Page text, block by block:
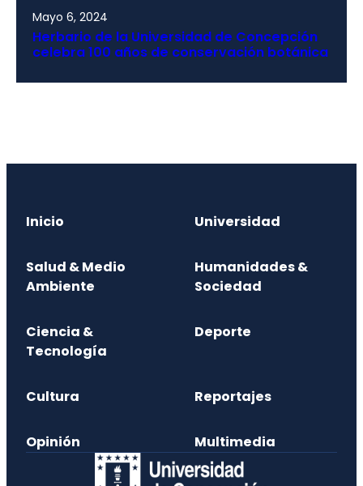
Mayo 6, 2024
Herbario de la Universidad de Concepción
celebra 100 años de conservación botánica
Inicio Universidad
Salud & Medio
Ambiente
Humanidades &
Sociedad
Ciencia &
Tecnología
Deporte
Cultura Reportajes
Opinión Multimedia